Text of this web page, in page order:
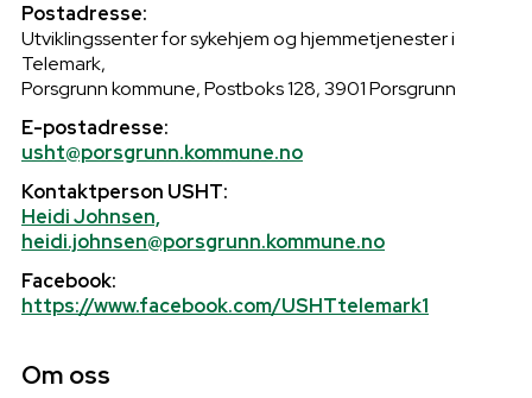
Postadresse:
Utviklingssenter for sykehjem og hjemmetjenester i
Telemark,
Porsgrunn kommune, Postboks 128, 3901 Porsgrunn
E-postadresse:
usht@porsgrunn.kommune.no
Kontaktperson USHT:
Heidi Johnsen,
heidi.johnsen@porsgrunn.kommune.no
Facebook:
https://www.facebook.com/USHTtelemark1
Om oss